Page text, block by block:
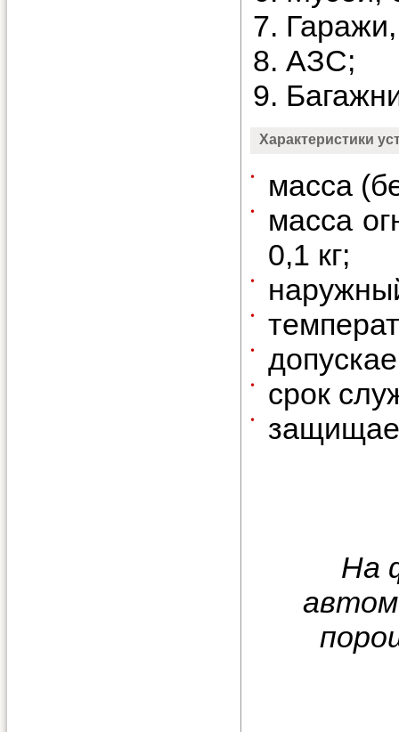
АЗС;
Характеристики
масса
масса
0,1 кг;
срок
На